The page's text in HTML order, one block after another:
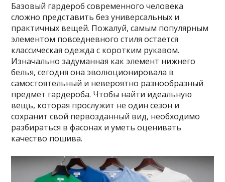
Базовый гардероб современного человека
сложно представить без универсальных и
практичных вещей. Пожалуй, самым популярным
элементом повседневного стиля остается
классическая одежда с коротким рукавом.
Изначально задуманная как элемент нижнего
белья, сегодня она эволюционировала в
самостоятельный и невероятно разнообразный
предмет гардероба. Чтобы найти идеальную
вещь, которая прослужит не один сезон и
сохранит свой первозданный вид, необходимо
разбираться в фасонах и уметь оценивать
качество пошива.